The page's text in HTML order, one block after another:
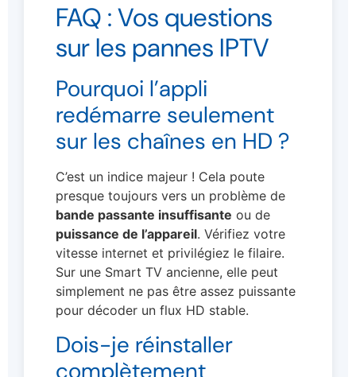
FAQ : Vos questions
sur les pannes IPTV
Pourquoi l’appli
redémarre seulement
sur les chaînes en HD ?
C’est un indice majeur ! Cela poute
presque toujours vers un problème de
bande passante insuffisante ou de
puissance de l’appareil. Vérifiez votre
vitesse internet et privilégiez le filaire.
Sur une Smart TV ancienne, elle peut
simplement ne pas être assez puissante
pour décoder un flux HD stable.
Dois-je réinstaller
complètement